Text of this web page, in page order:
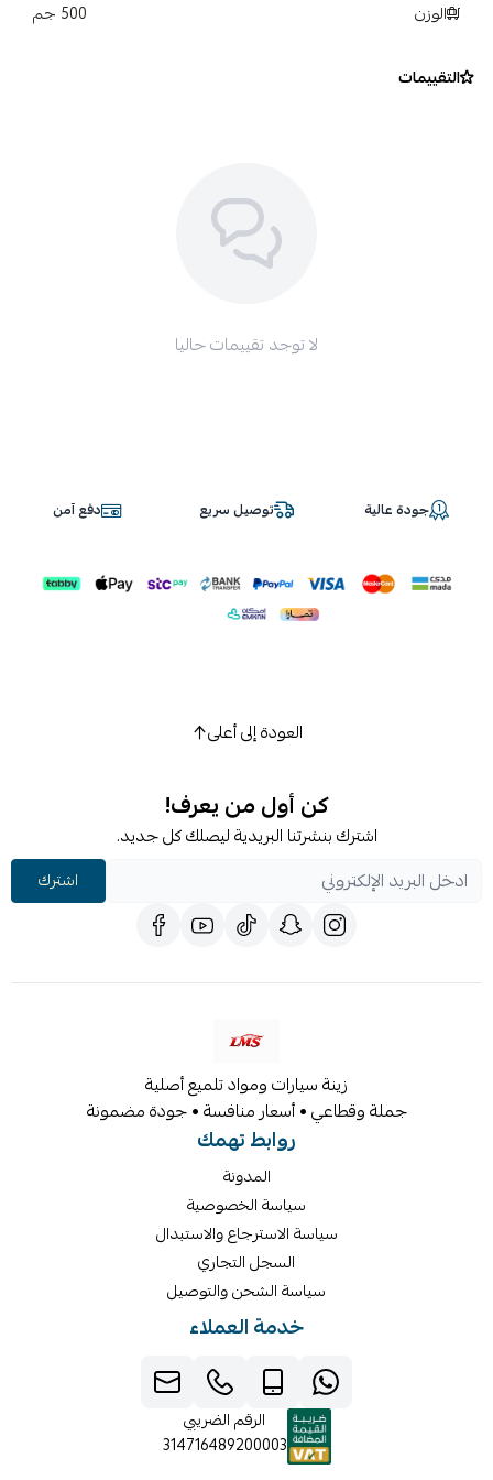
القيادة لأنها قد تصبح زلقة.
الوزن 500 جم
التقييمات
لا توجد تقييمات حاليا
جودة عالية توصيل سريع دفع آمن
العودة إلى أعلى
كن أول من يعرف!
اشترك بنشرتنا البريدية ليصلك كل جديد.
اشترك
زينة سيارات ومواد تلميع أصلية
جملة وقطاعي • أسعار منافسة • جودة مضمونة
روابط تهمك
المدونة
سياسة الخصوصية
سياسة الاسترجاع والاستبدال
السجل التجاري
سياسة الشحن والتوصيل
خدمة العملاء
الرقم الضريبي
314716489200003